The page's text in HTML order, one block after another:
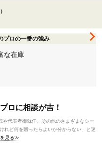
プロの一番の強み
な在庫
ロに相談が吉！
代表者御就任、その他のさまざまなシー
れど何を贈ったらよいか分からない」と迷
を見る≫